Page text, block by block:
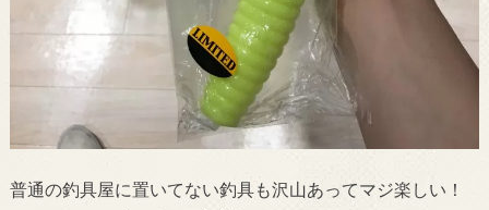
普通の釣具屋に置いてない釣具も沢山あってマジ楽しい！